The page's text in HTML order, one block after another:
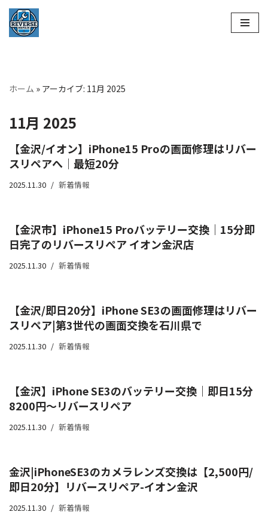
コ
ツ
ス
ッ
プ
ホーム » アーカイブ: 11月 2025
11月 2025
【金沢/イオン】iPhone15 Proの画面修理はリバー
スリペアへ｜最短20分
2025.11.30 新着情報
【金沢市】iPhone15 Proバッテリー交換｜15分即
日完了のリバースリペア イオン金沢店
2025.11.30 新着情報
【金沢/即日20分】iPhone SE3の画面修理はリバー
スリペア|第3世代の画面交換を石川県で
2025.11.30 新着情報
【金沢】iPhone SE3のバッテリー交換｜即日15分
8200円〜リバースリペア
2025.11.30 新着情報
金沢|iPhoneSE3のカメラレンズ交換は【2,500円/
即日20分】リバースリペア-イオン金沢
2025.11.30 新着情報